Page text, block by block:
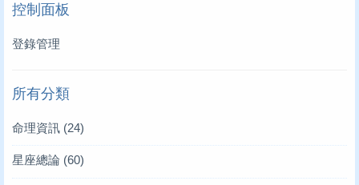
控制面板
登錄管理
所有分類
命理資訊 (24)
星座總論 (60)